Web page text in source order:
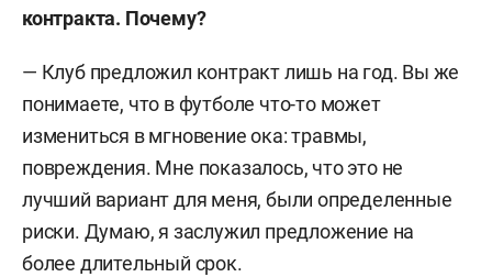
контракта. Почему?
— Клуб предложил контракт лишь на год. Вы же
понимаете, что в футболе что-то может
измениться в мгновение ока: травмы,
повреждения. Мне показалось, что это не
лучший вариант для меня, были определенные
риски. Думаю, я заслужил предложение на
более длительный срок.